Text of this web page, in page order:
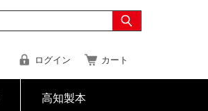
ログイン カート
高知製本